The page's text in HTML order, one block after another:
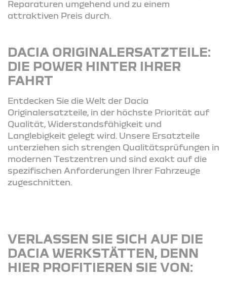
Reparaturen umgehend und zu einem
attraktiven Preis durch.
DACIA ORIGINALERSATZTEILE:
DIE POWER HINTER IHRER
FAHRT
Entdecken Sie die Welt der Dacia
Originalersatzteile, in der höchste Priorität auf
Qualität, Widerstandsfähigkeit und
Langlebigkeit gelegt wird. Unsere Ersatzteile
unterziehen sich strengen Qualitätsprüfungen in
modernen Testzentren und sind exakt auf die
spezifischen Anforderungen Ihrer Fahrzeuge
zugeschnitten.
VERLASSEN SIE SICH AUF DIE
DACIA WERKSTÄTTEN, DENN
HIER PROFITIEREN SIE VON: